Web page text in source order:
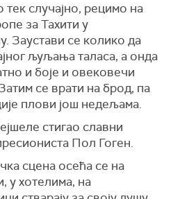
случајно, рецимо на
за Тахити у
Заустави се колико да
љуљања таласа, а онда
и боје и овековечи
се врати на брод, па
плови још недељама.
стигао славни
Пол Гоген.
сцена осећа се на
у хотелима, на